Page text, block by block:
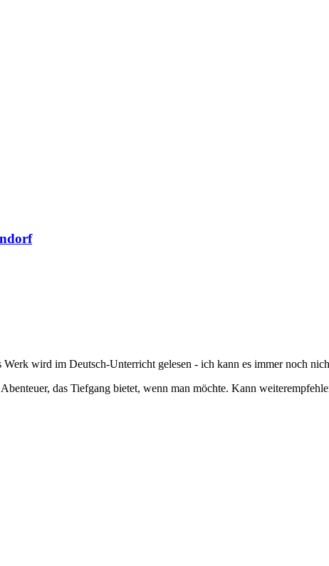
wird im Deutsch-Unterricht gelesen - ich kann es immer noch
das Tiefgang bietet, wenn man möchte. Kann